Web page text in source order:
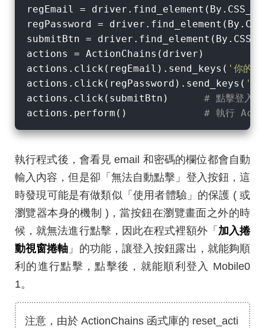
regEmail =
regPassword =
submitBtn =
actions = ActionChains(driver)
actions.click(regEmail).send_keys( '你的
actions.click(regPassword).send_keys( '你
actions.click(submitBtn) # 點擊登入按
actions.perform() # 執行
執行程式後，會看見 email 和密碼的欄位都會自動
輸入內容，但是卻「無法自動點擊」登入按鈕，這
時發現可能是有做類似「使用者體驗」的保護 ( 或
瀏覽器本身的機制 )，當按鈕在瀏覽畫面之外的時
候，就無法進行點擊，因此在程式裡額外「 加入捲
動視窗捲軸 」的功能，讓登入按鈕露出，就能夠順
利的進行點擊，點擊後，就能順利登入 Mobile0
1。
注意，由於 ActionChains 函式庫的 reset_acti